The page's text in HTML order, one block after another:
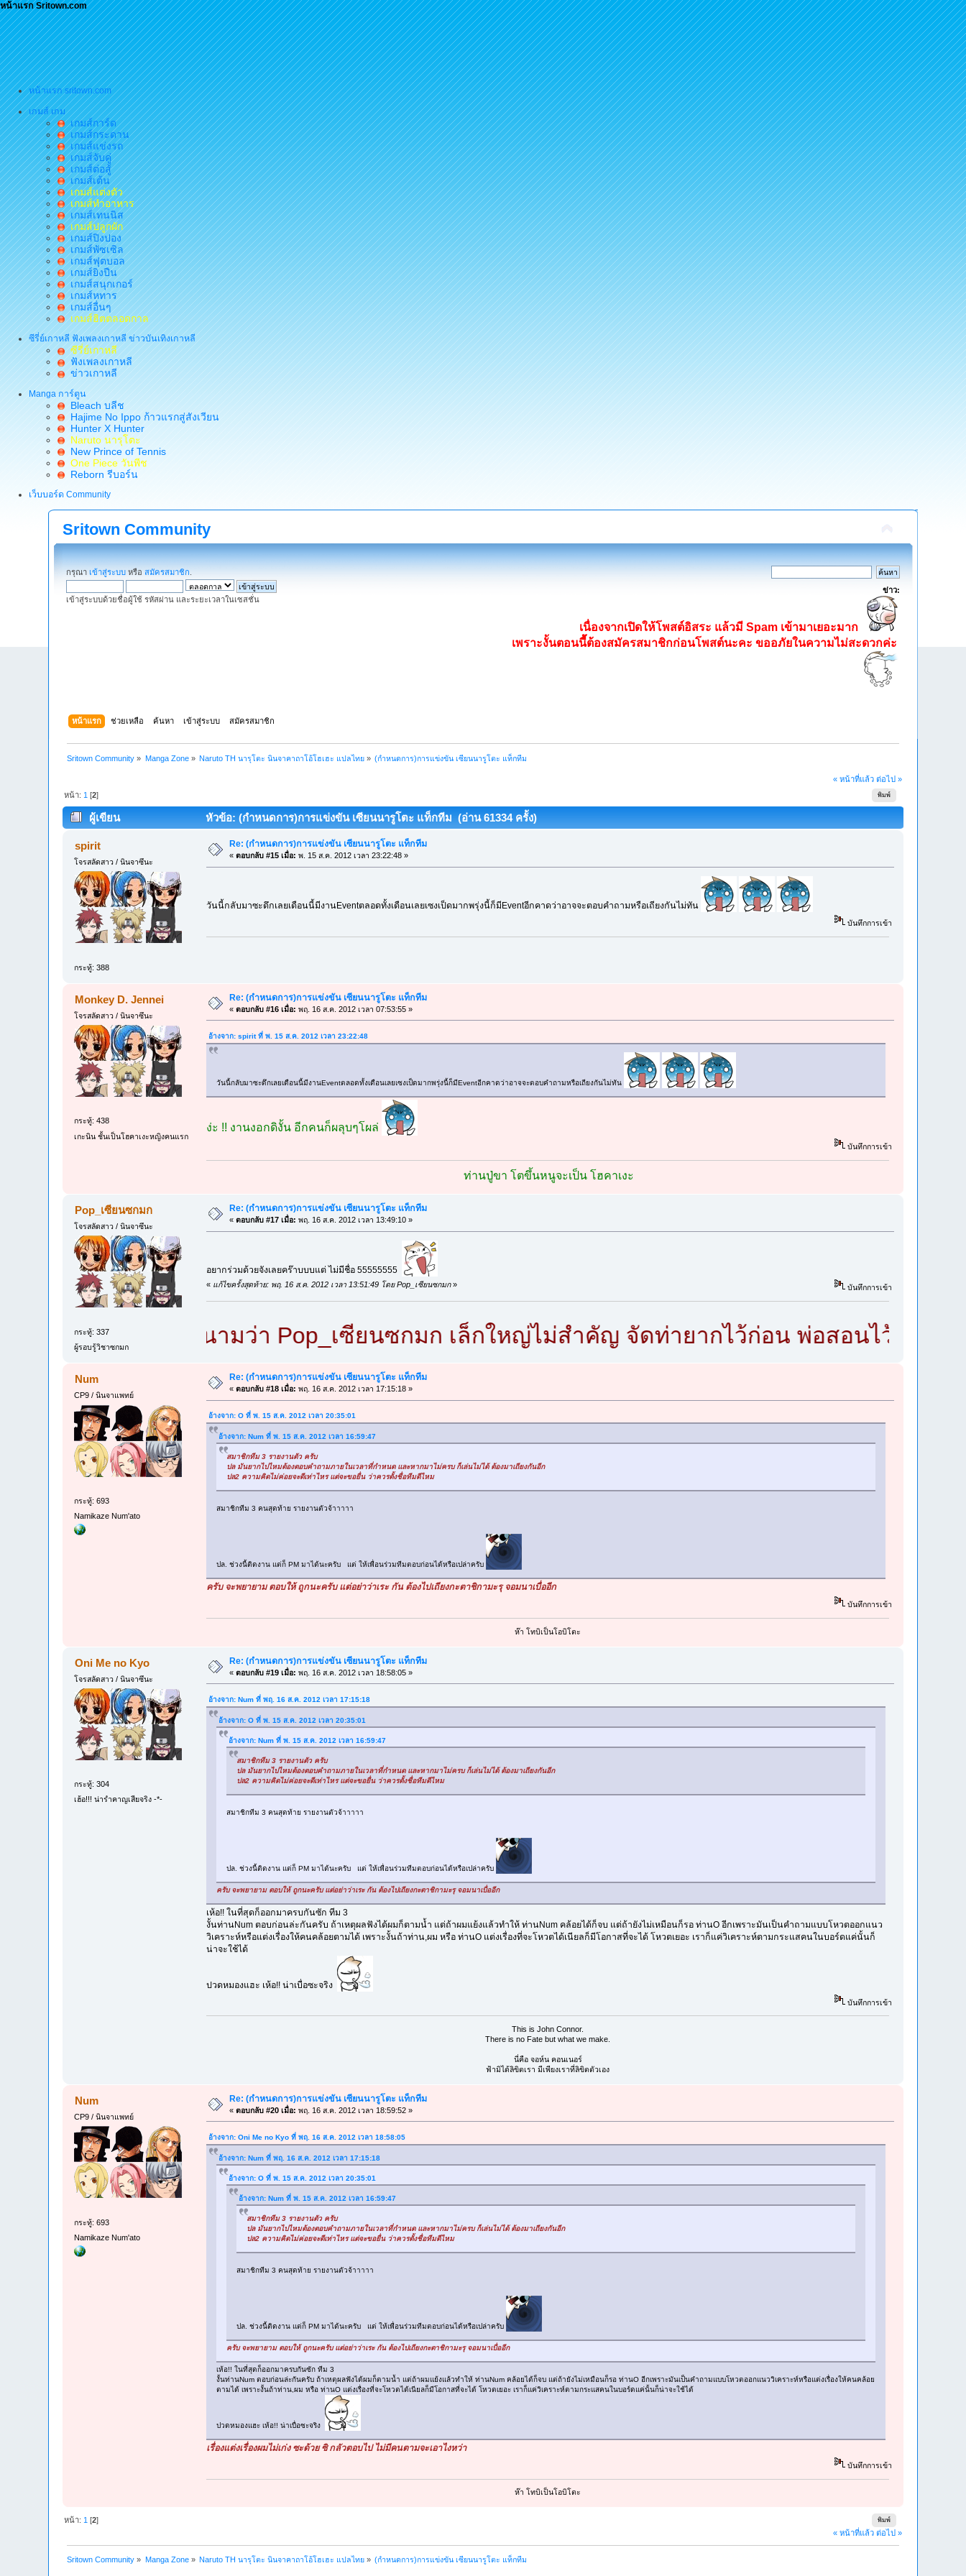
หน้าแรก Sritown.com
หน้าแรก sritown.com
เกมส์ เกม
เกมส์การ์ด
เกมส์กระดาน
เกมส์แข่งรถ
เกมส์จับคู่
เกมส์ต่อสู้
เกมส์เต้น
เกมส์แต่งตัว
เกมส์ทำอาหาร
เกมส์เทนนิส
เกมส์ปลูกผัก
เกมส์ปิงปอง
เกมส์พัซเซิล
เกมส์ฟุตบอล
เกมส์ยิงปืน
เกมส์สนุกเกอร์
เกมส์หทาร
เกมส์อื่นๆ
เกมส์ฮิตตลอดกาล
ซีรี่ย์เกาหลี ฟังเพลงเกาหลี ข่าวบันเทิงเกาหลี
ซีรี่ย์เกาหลี
ฟังเพลงเกาหลี
ข่าวเกาหลี
Manga การ์ตูน
Bleach บลีช
Hajime No Ippo ก้าวแรกสู่สังเวียน
Hunter X Hunter
Naruto นารุโตะ
New Prince of Tennis
One Piece วันพีช
Reborn รีบอร์น
เว็บบอร์ด Community
Sritown Community
กรุณา เข้าสู่ระบบ หรือสมัครสมาชิก
เข้าสู่ระบบด้วยชื่อผู้ใช้ รหัสผ่าน และระยะเวลาในเซสชั่น
ข่าว:
เนื่องจากเปิดให้โพสต์อิสระ แล้วมี Spam เข้ามาเยอะมาก
เพราะงั้นตอนนี้ต้องสมัครสมาชิกก่อนโพสต์นะคะ ขออภัยในความไม่สะดวกค่ะ
หน้าแรก ช่วยเหลือ ค้นหา เข้าสู่ระบบ สมัครสมาชิก
Sritown Community » Manga Zone» Naruto TH นารุโตะ นินจาคาถาโอ้โฮเฮะ แปลไทย » (กำหนดการ)การแข่งขัน เซียนนารูโตะ แท็กทีม
« หน้าที่แล้ว ต่อไป »
พิมพ์
หน้า: 1 [2]
ผู้เขียน หัวข้อ: (กำหนดการ)การแข่งขัน เซียนนารูโตะ แท็กทีม (อ่าน 61334 ครั้ง)
spirit
โจรสลัดสาว / นินจาซึนะ
กระทู้: 388
Re: (กำหนดการ)การแข่งขัน เซียนนารูโตะ แท็กทีม
«ตอบกลับ #15 เมื่อ: พ. 15 ส.ค. 2012 เวลา 23:22:48 »
วันนี้กลับมาซะดึกเลยเดือนนี้มีงานEventตลอดทั้งเดือนเลยเซงเป็ดมากพรุ่งนี้ก็มีEventอีกคาดว่าอาจจะตอบคำถามหรือเถียงกันไม่ทัน
บันทึกการเข้า
Monkey D. Jennei
โจรสลัดสาว / นินจาซึนะ
กระทู้: 438
เกะนิน ชั้นเป็นโฮคาเงะหญิงคนแรก
Re: (กำหนดการ)การแข่งขัน เซียนนารูโตะ แท็กทีม
«ตอบกลับ #16 เมื่อ: พฤ. 16 ส.ค. 2012 เวลา 07:53:55 »
อ้างจาก: spirit ที่ พ. 15 ส.ค. 2012 เวลา 23:22:48
วันนี้กลับมาซะดึกเลยเดือนนี้มีงานEventตลอดทั้งเดือนเลยเซงเป็ดมากพรุ่งนี้ก็มีEventอีกคาดว่าอาจจะตอบคำถามหรือเถียงกันไม่ทัน
ง่ะ !! งานงอกดิงั้น อีกคนก็ผลุบๆโผล่
บันทึกการเข้า
ท่านปู่ขา โตขึ้นหนูจะเป็น โฮคาเงะ
Pop_เซียนซกมก
โจรสลัดสาว / นินจาซึนะ
กระทู้: 337
ผู้รอบรู้วิชาซกมก
Re: (กำหนดการ)การแข่งขัน เซียนนารูโตะ แท็กทีม
«ตอบกลับ #17 เมื่อ: พฤ. 16 ส.ค. 2012 เวลา 13:49:10 »
อยากร่วมด้วยจังเลยคร๊าบบบแต่ ไม่มีชื่อ 55555555
« แก้ไขครั้งสุดท้าย: พฤ. 16 ส.ค. 2012 เวลา 13:51:49 โดย Pop_เซียนซกมก» บันทึกการเข้า
ข้ามีนามว่า Pop_เซียนซกมก เล็กใหญ่ไม่สำคัญ จัดท่ายากไว้ก่อน พ่อสอนไว้ต้องจดจำ
Num
CP9 / นินจาแพทย์
กระทู้: 693
Namikaze Num'ato
Re: (กำหนดการ)การแข่งขัน เซียนนารูโตะ แท็กทีม
«ตอบกลับ #18 เมื่อ: พฤ. 16 ส.ค. 2012 เวลา 17:15:18 »
อ้างจาก: O ที่ พ. 15 ส.ค. 2012 เวลา 20:35:01
อ้างจาก: Num ที่ พ. 15 ส.ค. 2012 เวลา 16:59:47
สมาชิกทีม 3 รายงานตัว ครับ
ปล มันยากไปไหมต้องตอบคำถามภายในเวลาที่กำหนด และหากมาไม่ครบ ก็เล่นไม่ได้ ต้องมาเถียงกันอีก
ปล2 ความคิดไม่ค่อยจะดีเท่าไหร แต่จะขอยื่น ว่าควรตั้งชื่อทีมดีไหม
สมาชิกทีม 3 คนสุดท้าย รายงานตัวจ้าาาาา
ปล. ช่วงนี้ติดงาน แต่ก็ PM มาได้นะครับ แต่ ให้เพื่อนร่วมทีมตอบก่อนได้หรือเปล่าครับ
ครับ จะพยายาม ตอบให้ ถูกนะครับ แต่อย่าว่าเระ กัน ต้องไปเถียงกะตาชิกามะรุ จอมนาเบื่ออีก
บันทึกการเข้า
ห๊า โทบิเป็นโอบิโตะ
Oni Me no Kyo
โจรสลัดสาว / นินจาซึนะ
กระทู้: 304
เฮ้อ!!! น่ารำคาญเสียจริง -*-
Re: (กำหนดการ)การแข่งขัน เซียนนารูโตะ แท็กทีม
«ตอบกลับ #19 เมื่อ: พฤ. 16 ส.ค. 2012 เวลา 18:58:05 »
อ้างจาก: Num ที่ พฤ. 16 ส.ค. 2012 เวลา 17:15:18
อ้างจาก: O ที่ พ. 15 ส.ค. 2012 เวลา 20:35:01
อ้างจาก: Num ที่ พ. 15 ส.ค. 2012 เวลา 16:59:47
สมาชิกทีม 3 รายงานตัว ครับ
ปล มันยากไปไหมต้องตอบคำถามภายในเวลาที่กำหนด และหากมาไม่ครบ ก็เล่นไม่ได้ ต้องมาเถียงกันอีก
ปล2 ความคิดไม่ค่อยจะดีเท่าไหร แต่จะขอยื่น ว่าควรตั้งชื่อทีมดีไหม
สมาชิกทีม 3 คนสุดท้าย รายงานตัวจ้าาาาา
ปล. ช่วงนี้ติดงาน แต่ก็ PM มาได้นะครับ แต่ ให้เพื่อนร่วมทีมตอบก่อนได้หรือเปล่าครับ
ครับ จะพยายาม ตอบให้ ถูกนะครับ แต่อย่าว่าเระ กัน ต้องไปเถียงกะตาชิกามะรุ จอมนาเบื่ออีก
เห้อ!! ในที่สุดก็ออกมาครบกันซัก ทีม 3
งั้นท่านNum ตอบก่อนล่ะกันครับ ถ้าเหตุผลฟังได้ผมก็ตามน้ำ แต่ถ้าผมแย้งแล้วทำให้ ท่านNum คล้อยได้ก็จบ แต่ถ้ายังไม่เหมือนก็รอ ท่านO อีกเพราะมันเป็นคำถามแบบโหวตออกแนว
วิเคราะห์หรือแต่งเรื่องให้คนคล้อยตามได้ เพราะงั้นถ้าท่าน,ผม หรือ ท่านO แต่งเรื่องที่จะโหวตได้เนียลก็มีโอกาสที่จะได้ โหวตเยอะ เราก็แค่วิเคราะห์ตามกระแสคนในบอร์ดแค่นั้นก็
น่าจะใช้ได้
ปวดหมองแฮะ เห้อ!! น่าเบื่อซะจริง
บันทึกการเข้า
This is John Connor.
There is no Fate but what we make.
นี่คือ จอห์น คอนเนอร์
ฟ้ามิได้ลิขิตเรา มีเพียงเราที่ลิขิตตัวเอง
Num
CP9 / นินจาแพทย์
กระทู้: 693
Namikaze Num'ato
Re: (กำหนดการ)การแข่งขัน เซียนนารูโตะ แท็กทีม
«ตอบกลับ #20 เมื่อ: พฤ. 16 ส.ค. 2012 เวลา 18:59:52 »
อ้างจาก: Oni Me no Kyo ที่ พฤ. 16 ส.ค. 2012 เวลา 18:58:05
อ้างจาก: Num ที่ พฤ. 16 ส.ค. 2012 เวลา 17:15:18
อ้างจาก: O ที่ พ. 15 ส.ค. 2012 เวลา 20:35:01
อ้างจาก: Num ที่ พ. 15 ส.ค. 2012 เวลา 16:59:47
สมาชิกทีม 3 รายงานตัว ครับ
ปล มันยากไปไหมต้องตอบคำถามภายในเวลาที่กำหนด และหากมาไม่ครบ ก็เล่นไม่ได้ ต้องมาเถียงกันอีก
ปล2 ความคิดไม่ค่อยจะดีเท่าไหร แต่จะขอยื่น ว่าควรตั้งชื่อทีมดีไหม
สมาชิกทีม 3 คนสุดท้าย รายงานตัวจ้าาาาา
ปล. ช่วงนี้ติดงาน แต่ก็ PM มาได้นะครับ แต่ ให้เพื่อนร่วมทีมตอบก่อนได้หรือเปล่าครับ
ครับ จะพยายาม ตอบให้ ถูกนะครับ แต่อย่าว่าเระ กัน ต้องไปเถียงกะตาชิกามะรุ จอมนาเบื่ออีก
เห้อ!! ในที่สุดก็ออกมาครบกันซัก ทีม 3
งั้นท่านNum ตอบก่อนล่ะกันครับ ถ้าเหตุผลฟังได้ผมก็ตามน้ำ แต่ถ้าผมแย้งแล้วทำให้ ท่านNum คล้อยได้ก็จบ แต่ถ้ายังไม่เหมือนก็รอ ท่านO อีกเพราะมันเป็นคำถามแบบโหวตออกแนววิเคราะห์หรือแต่งเรื่องให้คนคล้อย
ตามได้ เพราะงั้นถ้าท่าน,ผม หรือ ท่านO แต่งเรื่องที่จะโหวตได้เนียลก็มีโอกาสที่จะได้ โหวตเยอะ เราก็แค่วิเคราะห์ตามกระแสคนในบอร์ดแค่นั้นก็น่าจะใช้ได้
ปวดหมองแฮะ เห้อ!! น่าเบื่อซะจริง
เรื่องแต่งเรื่องผมไม่เก่ง ซะด้วย ซิ กลัวตอบไป ไม่มีคนตามจะเอาไงหว่า
บันทึกการเข้า
ห๊า โทบิเป็นโอบิโตะ
พิมพ์
หน้า: 1 [2]
« หน้าที่แล้ว ต่อไป »
Sritown Community » Manga Zone» Naruto TH นารุโตะ นินจาคาถาโอ้โฮเฮะ แปลไทย » (กำหนดการ)การแข่งขัน เซียนนารูโตะ แท็กทีม